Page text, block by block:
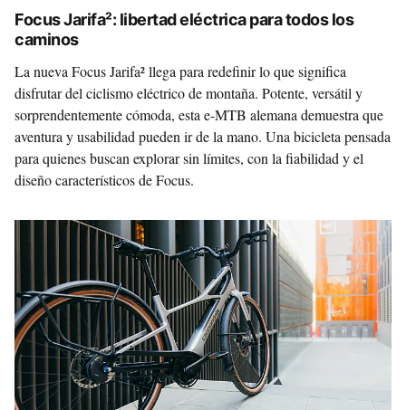
Focus Jarifa²: libertad eléctrica para todos los
caminos
La nueva Focus Jarifa² llega para redefinir lo que significa
disfrutar del ciclismo eléctrico de montaña. Potente, versátil y
sorprendentemente cómoda, esta e-MTB alemana demuestra que
aventura y usabilidad pueden ir de la mano. Una bicicleta pensada
para quienes buscan explorar sin límites, con la fiabilidad y el
diseño característicos de Focus.